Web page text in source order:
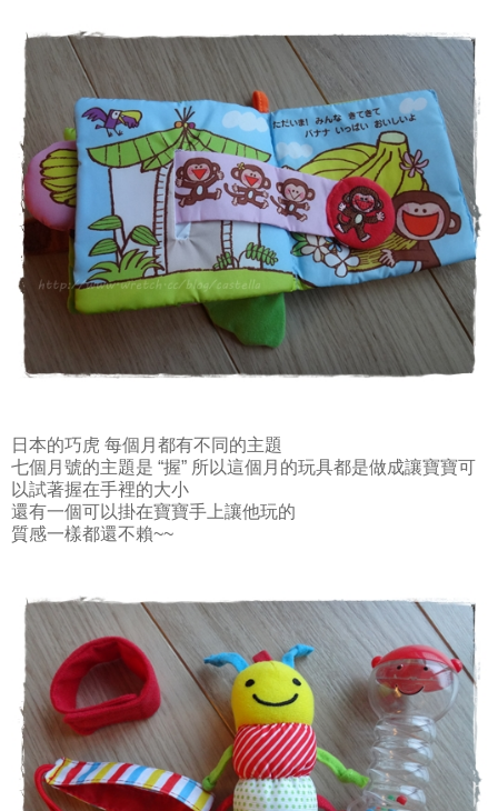
日本的巧虎 每個月都有不同的主題
七個月號的主題是 “握” 所以這個月的玩具都是做成讓寶寶可
以試著握在手裡的大小
還有一個可以掛在寶寶手上讓他玩的
質感一樣都還不賴~~